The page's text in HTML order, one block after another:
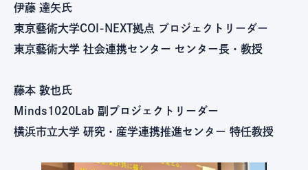
伊藤 達矢氏
東京藝術大学COI-NEXT拠点 プロジェクトリーダー
東京藝術大学 社会連携センター センター長・教授
藤本 敦也氏
Minds1020Lab 副プロジェクトリーダー
横浜市立大学 研究・産学連携推進センター 特任教授